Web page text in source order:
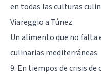
en todas las culturas
Viareggio a Túnez.
Un alimento que no falta
culinarias mediterráneas.
9. En tiempos de crisis de